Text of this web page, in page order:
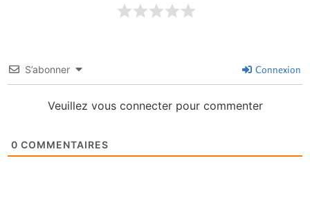
S’abonner Connexion
Veuillez vous connecter pour commenter
0 COMMENTAIRES